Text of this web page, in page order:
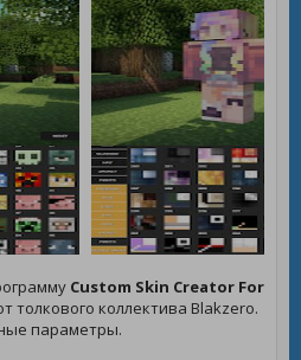
Custom Skin Creator For
толкового коллектива Blakzero.
параметры.